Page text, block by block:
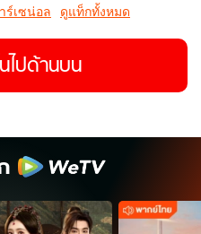
ร์เซน่อล ดูแท็กทั้งหมด
ไปด้านบน